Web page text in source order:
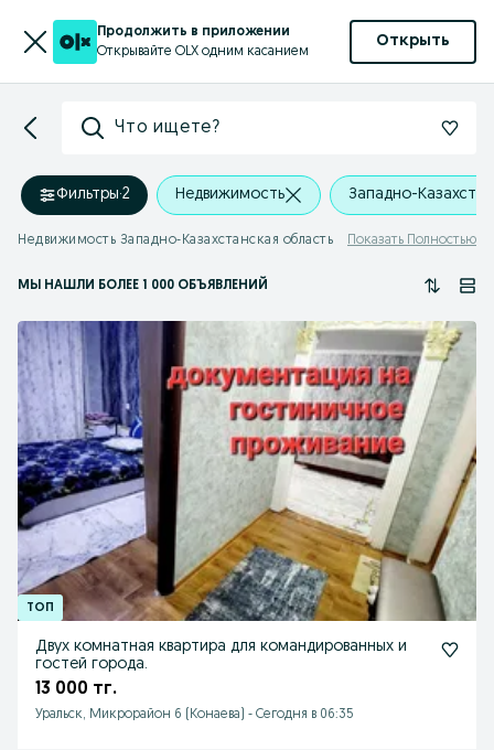
Продолжить в приложении
Открывайте OLX одним касанием
Открыть
Что ищете?
Фильтры·2 Недвижимость Западно-
Недвижимость Западно-Казахстанская область Показать Полностью
МЫ НАШЛИ БОЛЕЕ 1 000 ОБЪЯВЛЕНИЙ
Двух комнатная квартира для командированных и
гостей города.
13 000 тг.
Уральск, Микрорайон 6 (Конаева) - Сегодня в 06:35